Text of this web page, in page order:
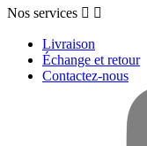
Nos services  
Livraison
Échange et retour
Contactez-nous